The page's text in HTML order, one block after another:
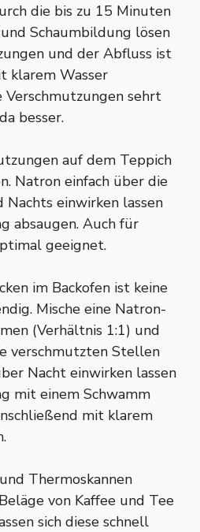
die bis zu 15 Minuten
Schaumbildung lösen
und der Abfluss ist
klarem Wasser
Verschmutzungen sehrt
besser.
auf dem Teppich
Natron einfach über die
Nachts einwirken lassen
absaugen. Auch für
geeignet.
im Backofen ist keine
Mische eine Natron-
(Verhältnis 1:1) und
verschmutzten Stellen
Nacht einwirken lassen
mit einem Schwamm
mit klarem
Thermoskannen
von Kaffee und Tee
sich diese schnell